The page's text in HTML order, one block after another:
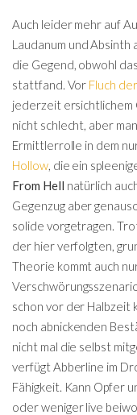
Auch leider mehr auf
Laudanum und
die Gegend, obwohl
stattfand. Vor Fluch
jederzeit ersichtlichem
nicht schlecht, aber
Ermittlerrolle in dem
Hollow, die ein
From Hell natürlich
Gegenzug aber
solide vorgetragen.
der hier verfolgten,
Theorie kommt auch
schon vor der Halbzeit
noch abnickenden
nicht mal die selbst
verfügt Abberline im
Fähigkeit. Kann Opfer
oder weniger live